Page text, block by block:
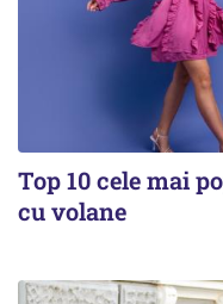
Top 10 cele mai
cu volane